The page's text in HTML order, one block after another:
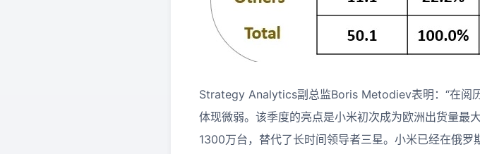
Strategy Analytics副总监Boris Metodiev表明：“在阅
体现微弱。该季度的亮点是小米初次成为欧洲出货量最
1300万台，替代了长时间领导者三星。小米已经在俄